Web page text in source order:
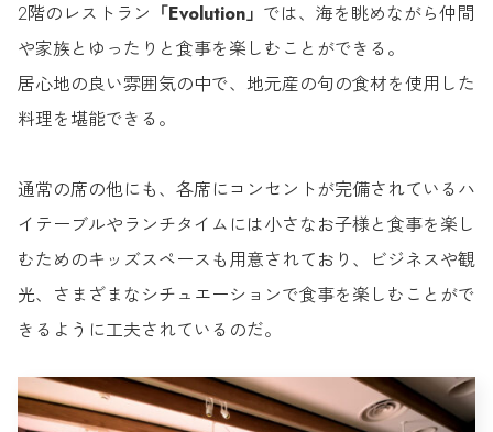
2階のレストラン 「Evolution」 では、海を眺めながら仲間
や家族とゆったりと食事を楽しむことができる。
居心地の良い雰囲気の中で、地元産の旬の食材を使用した
料理を堪能できる。
通常の席の他にも、各席にコンセントが完備されているハ
イテーブルやランチタイムには小さなお子様と食事を楽し
むためのキッズスペースも用意されており、ビジネスや観
光、さまざまなシチュエーションで食事を楽しむことがで
きるように工夫されているのだ。